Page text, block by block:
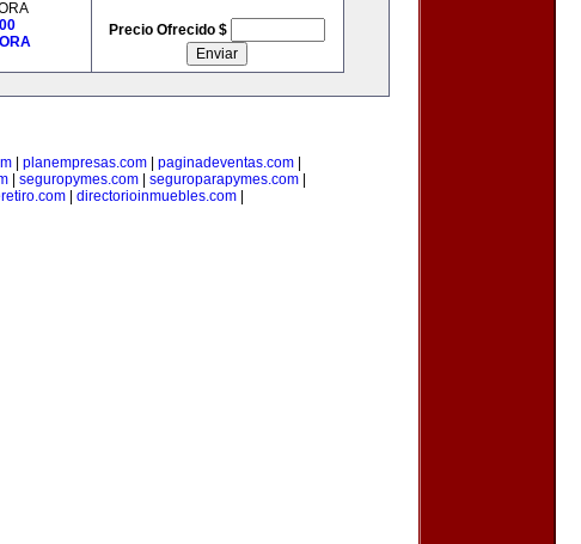
Precio Ofrecido $
planempresas.com paginadeventas.com
| seguropymes.com| seguroparapymes.com|
| directorioinmuebles.com|